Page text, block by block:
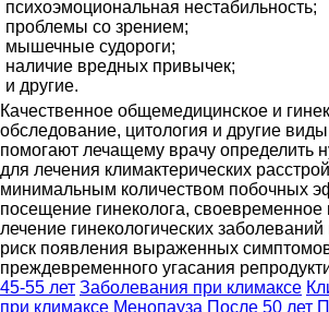
психоэмоциональная нестабильность;
проблемы со зрением;
мышечные судороги;
наличие вредных привычек;
и другие.
Качественное общемедицинское и
обследование, цитология и другие
помогают лечащему врачу определить
для лечения климактерических
минимальным количеством побочных
посещение гинеколога,
лечение гинекологических
риск появления выраженных
преждевременного угасания
45-55 лет Заболевания при климаксе
при климаксе Менопауза После 50 лет